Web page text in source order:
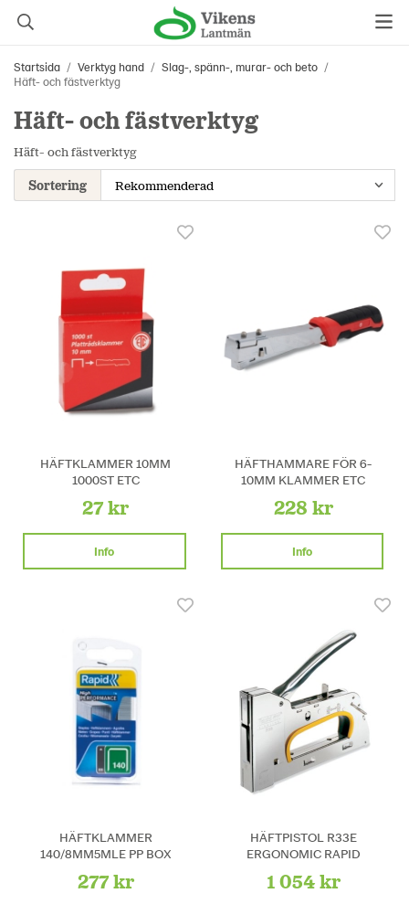
Startsida / Verktyg hand / Slag-, spänn-, murar- och beto /
Häft- och fästverktyg
Häft- och fästverktyg
Häft- och fästverktyg
Sortering
HÄFTKLAMMER 10MM
1000ST ETC
27 kr
Info
HÄFTHAMMARE FÖR 6-
10MM KLAMMER ETC
228 kr
Info
HÄFTKLAMMER
140/8MM5MLE PP BOX
277 kr
HÄFTPISTOL R33E
ERGONOMIC RAPID
1 054 kr